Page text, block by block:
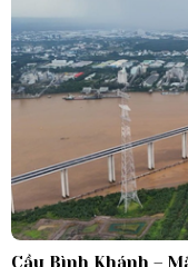
Cầu Bình Khánh –